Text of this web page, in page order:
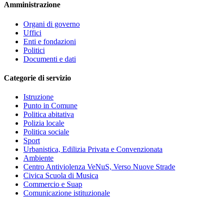
Amministrazione
Organi di governo
Uffici
Enti e fondazioni
Politici
Documenti e dati
Categorie di servizio
Istruzione
Punto in Comune
Politica abitativa
Polizia locale
Politica sociale
Sport
Urbanistica, Edilizia Privata e Convenzionata
Ambiente
Centro Antiviolenza VeNuS, Verso Nuove Strade
Civica Scuola di Musica
Commercio e Suap
Comunicazione istituzionale